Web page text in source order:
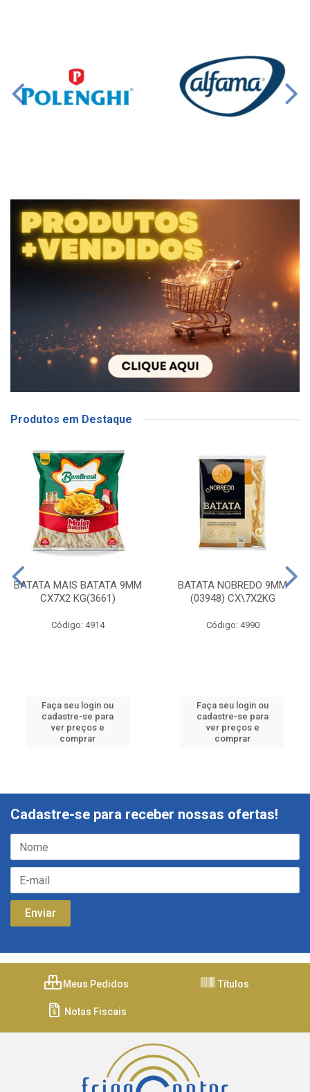
Produtos em Destaque
BATATA MAIS BATATA 9MM
CX7X2 KG(3661)
Código: 4914
Faça seu login ou
cadastre-se para
ver preços e
comprar
BATATA NOBREDO 9MM
(03948) CX\7X2KG
Código: 4990
Faça seu login ou
cadastre-se para
ver preços e
comprar
Cadastre-se para receber nossas ofertas!
Meus Pedidos Títulos
Notas Fiscais